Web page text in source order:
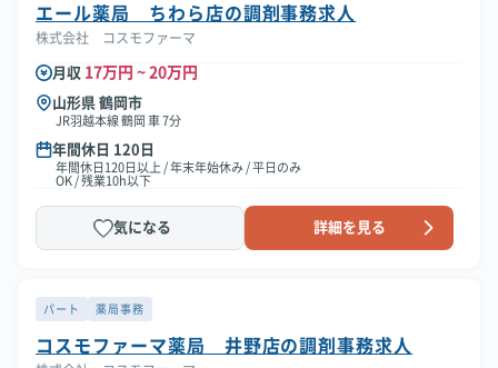
エール薬局 ちわら店の調剤事務求人
株式会社 コスモファーマ
月収 17万円 ~ 20万円
山形県 鶴岡市
JR羽越本線 鶴岡 車 7分
年間休日 120日
年間休日120日以上 / 年末年始休み / 平日のみ
OK / 残業10h以下
気になる 詳細を見る
パート 薬局事務
コスモファーマ薬局 井野店の調剤事務求人